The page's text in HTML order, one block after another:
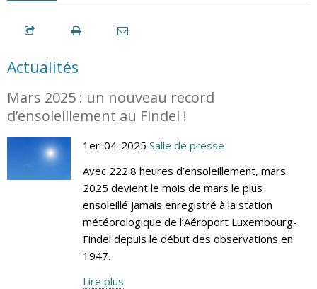
Actualités
Mars 2025 : un nouveau record
d’ensoleillement au Findel !
1er-04-2025 Salle de presse
Avec 222.8 heures d’ensoleillement, mars
2025 devient le mois de mars le plus
ensoleillé jamais enregistré à la station
météorologique de l’Aéroport Luxembourg-
Findel depuis le début des observations en
1947.
Lire plus